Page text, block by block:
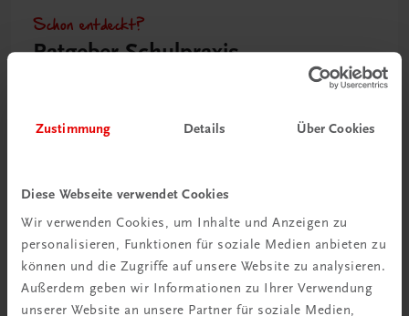
Zustimmung Details Über Cookies
Diese Webseite verwendet Cookies
Wir verwenden Cookies, um Inhalte und Anzeigen zu
personalisieren, Funktionen für soziale Medien anbieten zu
können und die Zugriffe auf unsere Website zu analysieren.
Außerdem geben wir Informationen zu Ihrer Verwendung
unserer Website an unsere Partner für soziale Medien,
Schon entdeckt?
Ratgeber Schulpraxis